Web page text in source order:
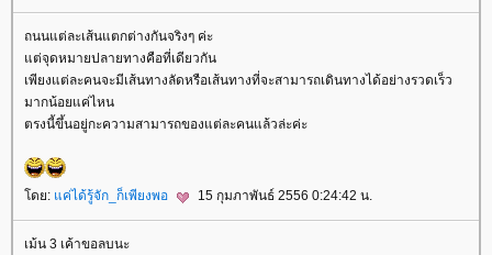
ถนนแต่ละเส้นแตกต่างกันจริงๆ ค่ะ
ต่จุดหมายปลายทางคือที่เดียวกัน
เพียงแต่ละคนจะมีเส้นทางลัดหรือเส้นทางที่จะสามารถเดินทางได้อย่างรวดเร็ว
มากน้อยแค่ไหน
ตรงนี้ขึ้นอยู่กะความสามารถของแต่ละคนแล้วล่ะค่ะ
ดย: ค่ได้รู้จัก_ก็เพียงพอ 15 กุมภาพันธ์ 2556 0:24:42 น.
เม้น 3 เค้าขอลบนะ